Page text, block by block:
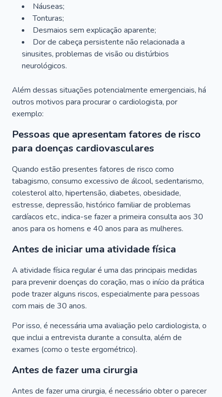
Náuseas;
Tonturas;
Desmaios sem explicação aparente;
Dor de cabeça persistente não relacionada a
sinusites, problemas de visão ou distúrbios
neurológicos.
Além dessas situações potencialmente emergenciais, há
outros motivos para procurar o cardiologista, por
exemplo:
Pessoas que apresentam fatores de risco
para doenças cardiovasculares
Quando estão presentes fatores de risco como
tabagismo, consumo excessivo de álcool, sedentarismo,
colesterol alto, hipertensão, diabetes, obesidade,
estresse, depressão, histórico familiar de problemas
cardíacos etc., indica-se fazer a primeira consulta aos 30
anos para os homens e 40 anos para as mulheres.
Antes de iniciar uma atividade física
A atividade física regular é uma das principais medidas
para prevenir doenças do coração, mas o início da prática
pode trazer alguns riscos, especialmente para pessoas
com mais de 30 anos.
Por isso, é necessária uma avaliação pelo cardiologista, o
que inclui a entrevista durante a consulta, além de
exames (como o teste ergométrico).
Antes de fazer uma cirurgia
Antes de fazer uma cirurgia, é necessário obter o parecer